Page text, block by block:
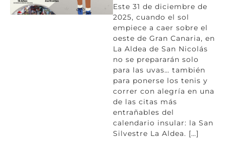
Este 31 de diciembre de
2025, cuando el sol
empiece a caer sobre el
oeste de Gran Canaria, en
La Aldea de San Nicolás
no se prepararán solo
para las uvas… también
para ponerse los tenis y
correr con alegría en una
de las citas más
entrañables del
calendario insular: la San
Silvestre La Aldea. […]